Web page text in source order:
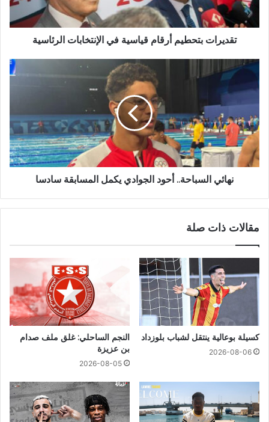
تقديرات بتحطيم أرقام قياسية في الإنتخابات الرئاسية
نهائي السباحة.. أحود الجوادي يكمل المسابقة سادسا
مقالات ذات صلة
كسيلة بوعالية ينتقل لشباب بلوزداد
2026-08-06
النجم الساحلي: غلق ملف صدام
بن عزيزة
2026-08-05